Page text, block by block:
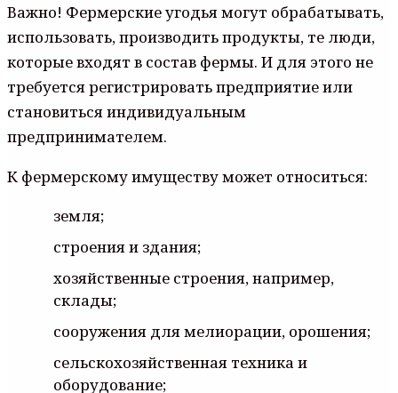
Важно! Фермерские угодья могут обрабатывать,
использовать, производить продукты, те люди,
которые входят в состав фермы. И для этого не
требуется регистрировать предприятие или
становиться индивидуальным
предпринимателем.
К фермерскому имуществу может относиться:
земля;
строения и здания;
хозяйственные строения, например,
склады;
сооружения для мелиорации, орошения;
сельскохозяйственная техника и
оборудование;